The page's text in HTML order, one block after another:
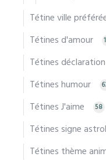
Tétine ville
Tétines d'amour
Tétines déclaration
Tétines humour
Tétines J'aime 58
Tétines signe
Tétines thème